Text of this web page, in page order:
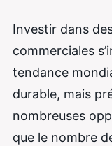
Investir dans
commerciales
tendance
durable, mais
nombreuses
que le nombre